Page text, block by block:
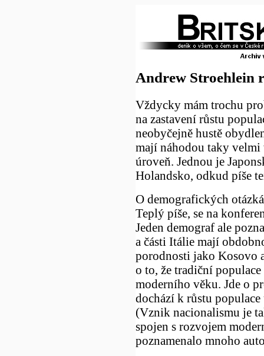
Andrew Stroehlein
Vždycky mám trochu
na zastavení růstu
neobyčejně hustě
mají náhodou taky
úroveň. Jednou je
Holandsko, odkud píše
O demografických
Teplý píše, se na
Jeden demograf ale
a části Itálie mají
porodnosti jako Kosovo
o to, že tradiční
moderního věku. Jde o
dochází k růstu populace
(Vznik nacionalismu je
spojen s rozvojem
poznamenalo mnoho